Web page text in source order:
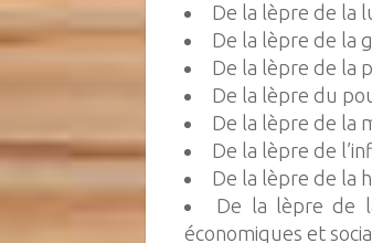
De la lèpre de la
De la lèpre de la
De la lèpre de la
De la lèpre du
De la lèpre de la
De la lèpre de
De la lèpre de la
De la lèpre de
économiques et